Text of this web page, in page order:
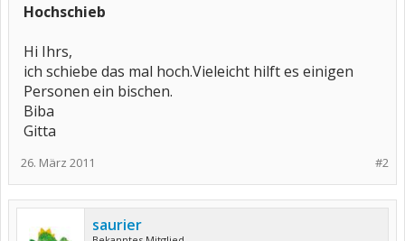
Hochschieb
Hi Ihrs,
ich schiebe das mal hoch.Vieleicht hilft es einigen
Personen ein bischen.
Biba
Gitta
#2
26. März 2011
saurier